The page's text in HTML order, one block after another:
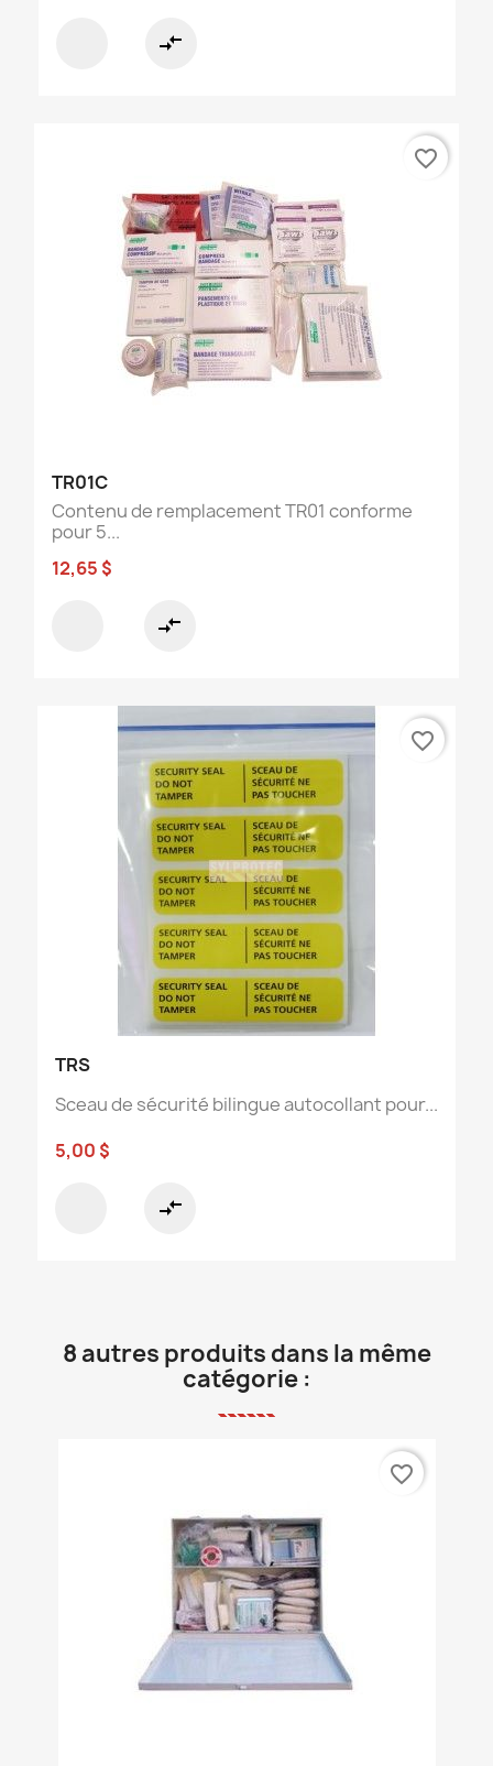
compare_arrows
TR01C
Contenu de remplacement TR01 conforme
pour 5...
12,65 $
compare_arrows
favorite_border
TRS
Sceau de sécurité bilingue autocollant pour...
5,00 $
compare_arrows
favorite_border
8 autres produits dans la même
catégorie :
favorite_border